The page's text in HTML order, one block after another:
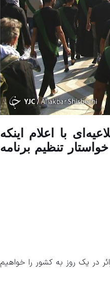
با اعلام اینکه
تنظیم برنامه
در یک روز به کشور را خواهیم